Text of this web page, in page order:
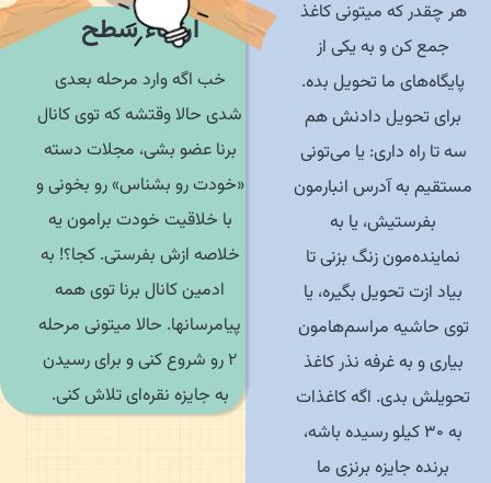
هر چقدر که میتونی کاغذ
جمع کن و به یکی از
پایگاه‌های ما تحویل بده.
برای تحویل دادنش هم
سه تا راه داری: یا می‌تونی
به آدرس انبارمون
بفرستیش، یا به
نماینده‌مون زنگ بزنی تا
بیاد ازت تحویل بگیره، یا
توی حاشیه مراسم‌هامون
بیاری و به غرفه نذر کاغذ
بدی. اگه کاغذات
به 30 کیلو رسیده باشه،
برنده جایزه برنزی ما
ارتقاء سطح
خب اگه وارد مرحله بعدی
شدی حالا وقتشه که توی کانال
برنا عضو بشی، مجلات دسته
«خودت رو بشناس» رو بخونی و
با خلاقیت خودت برامون یه
خلاصه ازش بفرستی. کجا؟! به
ادمین کانال برنا توی همه
پیامرسانها. حالا میتونی مرحله
2 رو شروع کنی و برای رسیدن
به جایزه نقره‌ای تلاش کنی.